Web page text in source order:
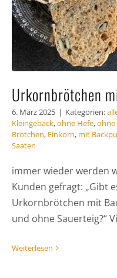
Urkornbrötchen
6. März 2025 | Kategorien:
Kleingebäck,ohne Hefe,ohne
Brötchen, Einkorn, mit
Saaten
immer wieder werden
Kunden gefragt: „Gibt
Urkornbrötchen mit
und ohne Sauerteig?“
Weiterlesen